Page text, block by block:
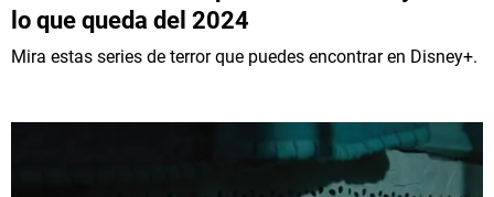
lo que queda del 2024
Mira estas series de terror que puedes encontrar en Disney+.